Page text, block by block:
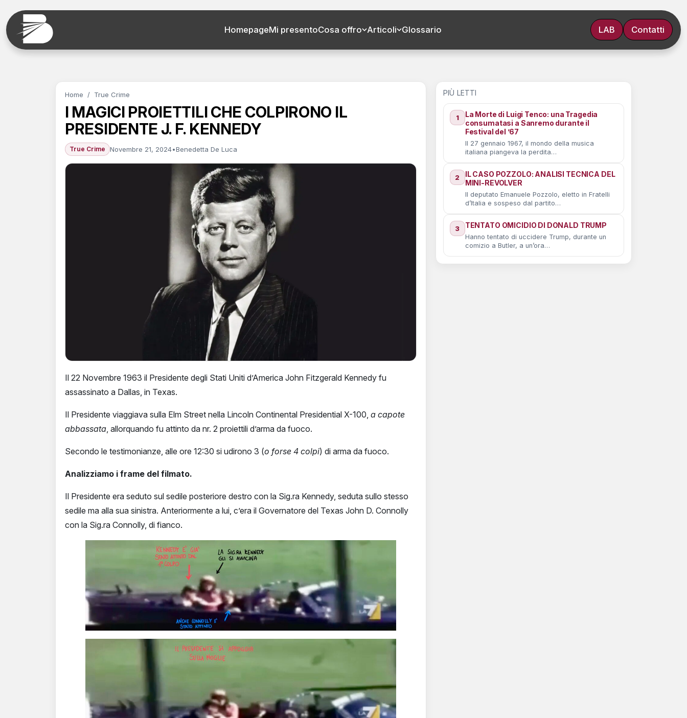
HomepageMi presentoCosa offro Articoli Glossario LAB Contatti
Home / True Crime
I MAGICI PROIETTILI CHE COLPIRONO IL
PRESIDENTE J. F. KENNEDY
True Crime Novembre 21, 2024•Benedetta De Luca
Il 22 Novembre 1963 il Presidente degli Stati Uniti d’America John Fitzgerald Kennedy fu
assassinato a Dallas, in Texas.
Il Presidente viaggiava sulla Elm Street nella Lincoln Continental Presidential X-100, a capote
abbassata , allorquando fu attinto da nr. 2 proiettili d’arma da fuoco.
Secondo le testimonianze, alle ore 12:30 si udirono 3 (o forse 4 colpi) di arma da fuoco.
Analizziamo i frame del filmato.
Il Presidente era seduto sul sedile posteriore destro con la Sig.ra Kennedy, seduta sullo stesso
sedile ma alla sua sinistra. Anteriormente a lui, c’era il Governatore del Texas John D. Connolly
con la Sig.ra Connolly, di fianco.
PIÙ LETTI
1
La Morte di Luigi Tenco: una Tragedia
consumatasi a Sanremo durante il
Festival del ’67
Il 27 gennaio 1967, il mondo della musica
italiana piangeva la perdita…
2
IL CASO POZZOLO: ANALISI TECNICA DEL
MINI-REVOLVER
Il deputato Emanuele Pozzolo, eletto in Fratelli
d’Italia e sospeso dal partito…
3 TENTATO OMICIDIO DI DONALD TRUMP
Hanno tentato di uccidere Trump, durante un
comizio a Butler, a un’ora…